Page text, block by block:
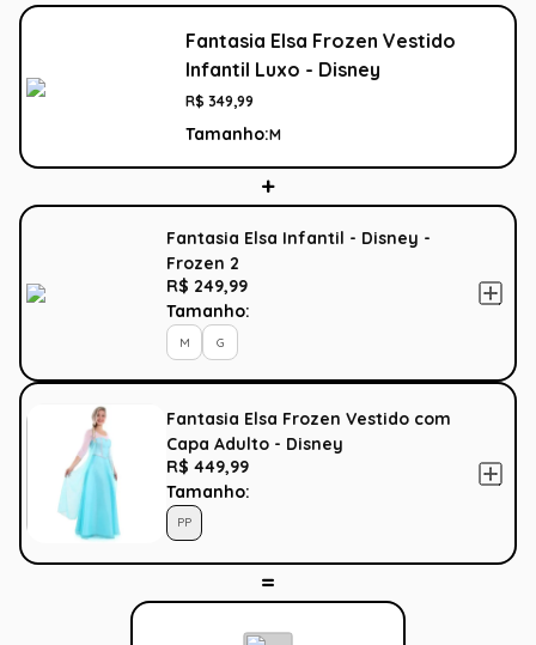
Fantasia Elsa Frozen Vestido
Infantil Luxo - Disney
R$ 349,99
Tamanho:M
Fantasia Elsa Infantil - Disney -
Frozen 2
R$ 249,99
Tamanho:
M G
Fantasia Elsa Frozen Vestido com
Capa Adulto - Disney
R$ 449,99
Tamanho:
PP